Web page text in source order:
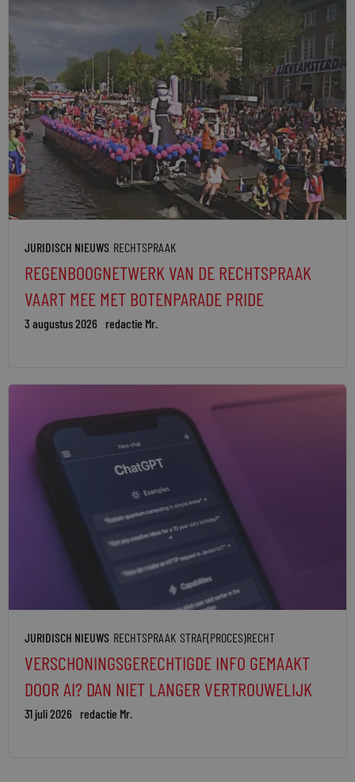
JURIDISCH NIEUWS RECHTSPRAAK
REGENBOOGNETWERK VAN DE RECHTSPRAAK
VAART MEE MET BOTENPARADE PRIDE
3 augustus 2026 redactie Mr.
JURIDISCH NIEUWS RECHTSPRAAK STRAF(PROCES)RECHT
VERSCHONINGSGERECHTIGDE INFO GEMAAKT
DOOR AI? DAN NIET LANGER VERTROUWELIJK
31 juli 2026 redactie Mr.